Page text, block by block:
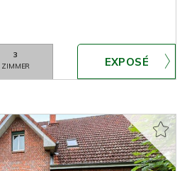
3
ZIMMER